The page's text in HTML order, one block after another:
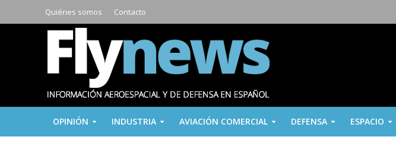
Quiénes somos Contacto
OPINIÓN INDUSTRIA AVIACIÓN COMERCIAL DEFENSA ESPACIO